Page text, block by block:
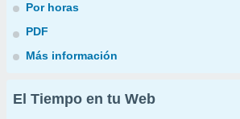
Por horas
PDF
Más información
El Tiempo en tu Web